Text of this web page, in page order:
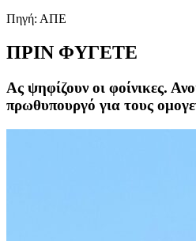
Πηγή: ΑΠΕ
ΠΡΙΝ ΦΥΓΕΤΕ
Ας ψηφίζουν οι φοίνικες.
πρωθυπουργό για τους